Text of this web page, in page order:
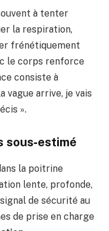
à tenter
la respiration,
frénétiquement
le corps renforce
consiste à
vague arrive, je vais
».
sous‑estimé
la poitrine
lente, profonde,
de sécurité au
de prise en charge